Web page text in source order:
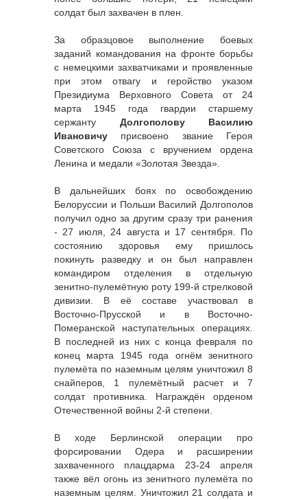
солдат был захвачен в плен.
За образцовое выполнение боевых
заданий командования на фронте борьбы
с немецкими захватчиками и проявленные
при этом отвагу и геройство указом
Президиума Верховного Совета от 24
марта 1945 года гвардии старшему
сержанту Долгополову Василию
Ивановичу присвоено звание Героя
Советского Союза с вручением ордена
Ленина и медали «Золотая Звезда».
В дальнейших боях по освобождению
Белоруссии и Польши Василий Долгополов
получил одно за другим сразу три ранения
- 27 июля, 24 августа и 17 сентября. По
состоянию здоровья ему пришлось
покинуть разведку и он был направлен
командиром отделения в отдельную
зенитно-пулемётную роту 199-й стрелковой
дивизии. В её составе участвовал в
Восточно-Прусской и в Восточно-
Померанской наступательных операциях.
В последней из них с конца февраля по
конец марта 1945 года огнём зенитного
пулемёта по наземным целям уничтожил 8
снайперов, 1 пулемётный расчет и 7
солдат противника. Награждён орденом
Отечественной войны 2-й степени.
В ходе Берлинской операции про
форсировании Одера и расширении
захваченного плацдарма 23-24 апреля
также вёл огонь из зенитного пулемёта по
наземным целям. Уничтожил 21 солдата и